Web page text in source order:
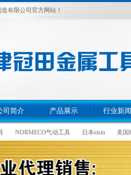
有限公司官方网站！
司简介 产品展示 行业新闻
NORMECO气动工具 日本eisin 美国